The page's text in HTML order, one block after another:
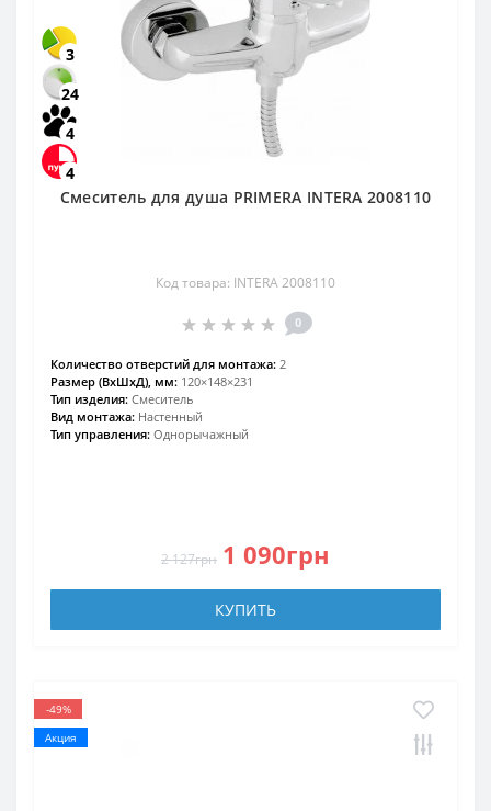
3
24
4
4
Смеситель для душа PRIMERA INTERA 2008110
Код товара: INTERA 2008110
0
Количество отверстий для монтажа: 2
Размер (ВхШхД), мм: 120×148×231
Тип изделия: Смеситель
Вид монтажа: Настенный
Тип управления: Однорычажный
2 127грн 1 090грн
КУПИТЬ
-49%
Акция